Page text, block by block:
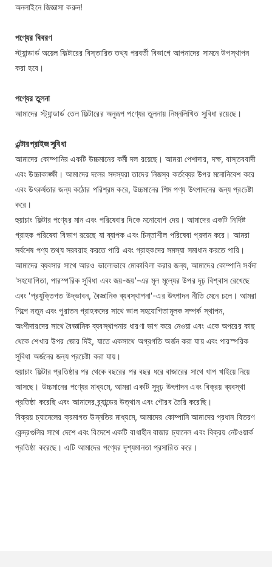
অনলাইনে জিজ্ঞাসা করুন!
পণ্যের বিবরণ
স্ট্যান্ডার্ড অয়েল ফিল্টারের বিস্তারিত তথ্য পরবর্তী বিভাগে আপনাদের সামনে উপস্থাপন
করা হবে।
পণ্যের তুলনা
আমাদের স্ট্যান্ডার্ড তেল ফিল্টারের অনুরূপ পণ্যের তুলনায় নিম্নলিখিত সুবিধা রয়েছে।
এন্টারপ্রাইজ সুবিধা
আমাদের কোম্পানির একটি উচ্চমানের কর্মী দল রয়েছে। আমরা পেশাদার, দক্ষ, বাস্তববাদী
এবং উচ্চাকাঙ্ক্ষী। আমাদের দলের সদস্যরা তাদের নিজস্ব কর্তব্যের উপর মনোনিবেশ করে
এবং উৎকর্ষতার জন্য কঠোর পরিশ্রম করে, উচ্চমানের শিম পণ্য উৎপাদনের জন্য প্রচেষ্টা
করে।
হুয়াচাং ফিল্টার পণ্যের মান এবং পরিষেবার দিকে মনোযোগ দেয়। আমাদের একটি নির্দিষ্ট
গ্রাহক পরিষেবা বিভাগ রয়েছে যা ব্যাপক এবং চিন্তাশীল পরিষেবা প্রদান করে। আমরা
সর্বশেষ পণ্য তথ্য সরবরাহ করতে পারি এবং গ্রাহকদের সমস্যা সমাধান করতে পারি।
আমাদের ব্যবসার সাথে আরও ভালোভাবে মোকাবিলা করার জন্য, আমাদের কোম্পানি সর্বদা
'সহযোগিতা, পারস্পরিক সুবিধা এবং জয়-জয়'-এর মূল মূল্যের উপর দৃঢ় বিশ্বাস রেখেছে
এবং 'প্রযুক্তিগত উদ্ভাবন, বৈজ্ঞানিক ব্যবস্থাপনা'-এর উৎপাদন নীতি মেনে চলে। আমরা
শিল্পে নতুন এবং পুরাতন গ্রাহকদের সাথে ভাল সহযোগিতামূলক সম্পর্ক স্থাপন,
অংশীদারদের সাথে বৈজ্ঞানিক ব্যবস্থাপনার ধারণা ভাগ করে নেওয়া এবং একে অপরের কাছ
থেকে শেখার উপর জোর দিই, যাতে একসাথে অগ্রগতি অর্জন করা যায় এবং পারস্পরিক
সুবিধা অর্জনের জন্য প্রচেষ্টা করা যায়।
হুয়াচাং ফিল্টার প্রতিষ্ঠার পর থেকে বছরের পর বছর ধরে বাজারের সাথে খাপ খাইয়ে নিয়ে
আসছে। উচ্চমানের পণ্যের মাধ্যমে, আমরা একটি সুদৃঢ় উৎপাদন এবং বিক্রয় ব্যবস্থা
প্রতিষ্ঠা করেছি এবং আমাদের ব্র্যান্ডের উত্থান এবং গৌরব তৈরি করেছি।
বিক্রয় চ্যানেলের ক্রমাগত উন্নতির মাধ্যমে, আমাদের কোম্পানি আমাদের প্রধান বিতরণ
কেন্দ্রগুলির সাথে দেশে এবং বিদেশে একটি বাধাহীন বাজার চ্যানেল এবং বিক্রয় নেটওয়ার্ক
প্রতিষ্ঠা করেছে। এটি আমাদের পণ্যের দৃশ্যমানতা প্রসারিত করে।